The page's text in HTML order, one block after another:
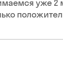
уже 2